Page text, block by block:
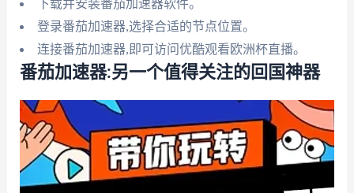
下载并安装番茄加速器软件。
登录番茄加速器,选择合适的节点位置。
连接番茄加速器,即可访问优酷观看欧洲杯直播。
番茄加速器:另一个值得关注的回国神器